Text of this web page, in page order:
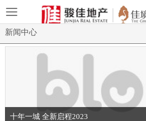
新闻中心
十年一城 全新启程2023